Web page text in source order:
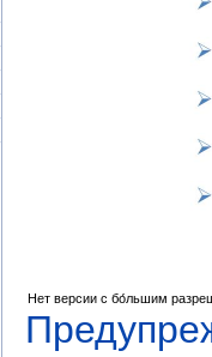
Нет версии с бо́льшим